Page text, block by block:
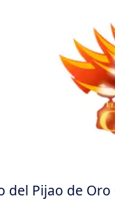
del Pijao de